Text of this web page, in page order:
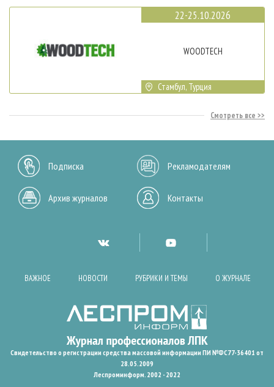
22-25.10.2026
WOODTECH
Стамбул, Турция
Смотреть все
Подписка Рекламодателям
Архив журналов Контакты
ВАЖНОЕ НОВОСТИ РУБРИКИ И ТЕМЫ О ЖУРНАЛЕ
Свидетельство о регистрации средства массовой информации ПИ №ФС77-36401 от
28.05.2009
Леспроминформ. 2002 - 2022